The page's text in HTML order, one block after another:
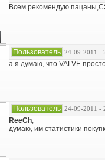
Всем рекомендую
Пользователь 24-09-2011 -
а я думаю, что VALVE
Пользователь 24-09-2011 -
ReeCh,
думаю, им статистики